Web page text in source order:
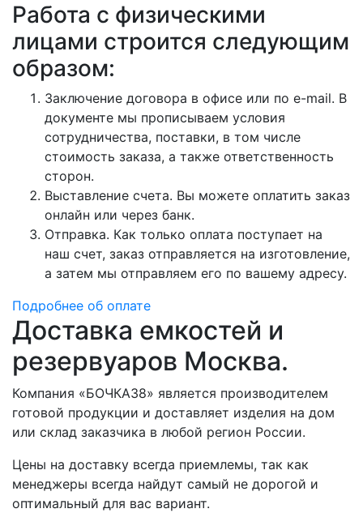
Работа с физическими
лицами строится следующим
образом:
Заключение договора в офисе или по e-mail. В
документе мы прописываем условия
сотрудничества, поставки, в том числе
стоимость заказа, а также ответственность
сторон.
Выставление счета. Вы можете оплатить заказ
онлайн или через банк.
Отправка. Как только оплата поступает на
наш счет, заказ отправляется на изготовление,
а затем мы отправляем его по вашему адресу.
Подробнее об оплате
Доставка емкостей и
резервуаров Москва.
Компания «БОЧКА38» является производителем
готовой продукции и доставляет изделия на дом
или склад заказчика в любой регион России.
Цены на доставку всегда приемлемы, так как
менеджеры всегда найдут самый не дорогой и
оптимальный для вас вариант.